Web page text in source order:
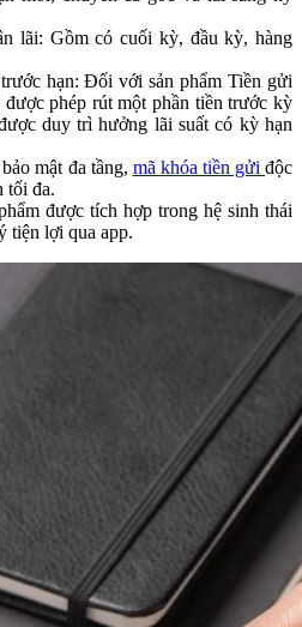
lãi: Gồm có cuối kỳ, đầu kỳ, hàng
hạn: Đối với sản phẩm Tiền gửi
được phép rút một phần tiền trước kỳ
duy trì hưởng lãi suất có kỳ hạn
mật đa tầng, mã khóa tiền gửiđộc
tối đa.
được tích hợp trong hệ sinh thái
tiện lợi qua app.